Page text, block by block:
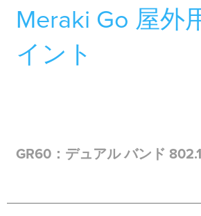
Meraki Go 屋外
イント
GR60：デュアル バンド